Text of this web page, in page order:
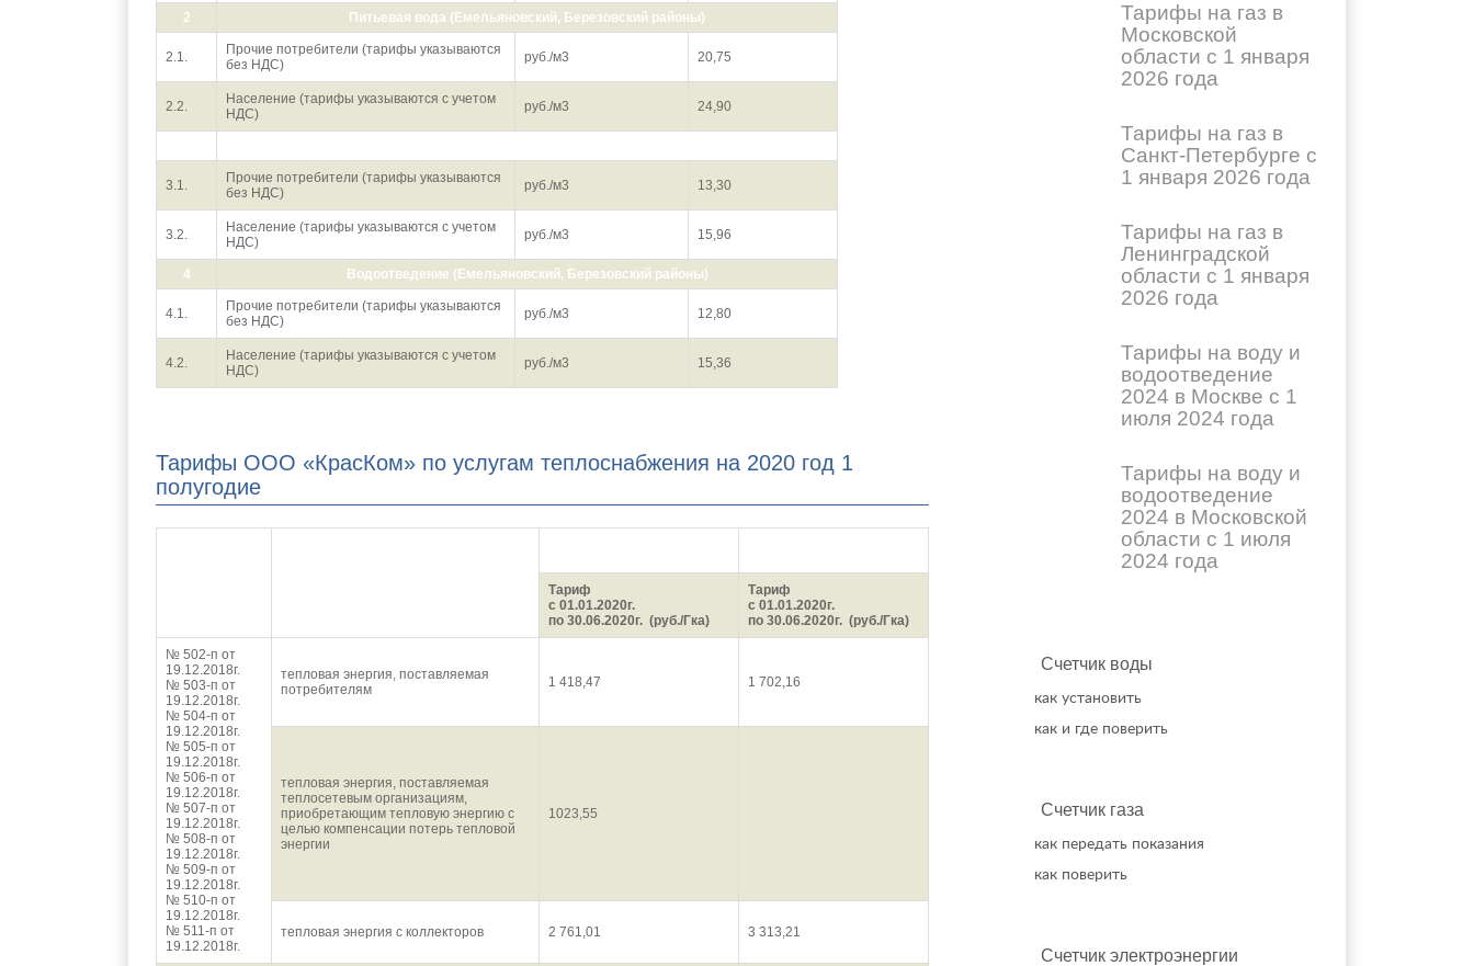
2 Питьевая вода (Емельяновский, Березовский районы)
2.1.
Прочие потребители (тарифы указываются
без НДС)
руб./м3 20,75
2.2.
Население (тарифы указываются с учетом
НДС)
руб./м3 24,90
3.1.
Прочие потребители (тарифы указываются
без НДС)
руб./м3 13,30
3.2.
Население (тарифы указываются с учетом
НДС)
руб./м3 15,96
4 Водоотведение (Емельяновский, Березовский районы)
4.1.
Прочие потребители (тарифы указываются
без НДС)
руб./м3 12,80
4.2.
Население (тарифы указываются с учетом
НДС)
руб./м3 15,36
Тарифы ООО «КрасКом» по услугам теплоснабжения на 2020 год 1
полугодие
Тариф
с 01.01.2020г.
по 30.06.2020г. (руб./Гка)
Тариф
с 01.01.2020г.
по 30.06.2020г. (руб./Гка)
№ 502-п от
19.12.2018г.
№ 503-п от
19.12.2018г.
№ 504-п от
19.12.2018г.
№ 505-п от
19.12.2018г.
№ 506-п от
19.12.2018г.
№ 507-п от
19.12.2018г.
№ 508-п от
19.12.2018г.
№ 509-п от
19.12.2018г.
№ 510-п от
19.12.2018г.
№ 511-п от
19.12.2018г.
тепловая энергия, поставляемая
потребителям
1 418,47 1 702,16
тепловая энергия, поставляемая
теплосетевым организациям,
приобретающим тепловую энергию с
целью компенсации потерь тепловой
энергии
1023,55
тепловая энергия с коллекторов 2 761,01 3 313,21
Тарифы на газ в
Московской
области с 1 января
2026 года
Тарифы на газ в
Санкт-Петербурге с
1 января 2026 года
Тарифы на газ в
Ленинградской
области с 1 января
2026 года
Тарифы на воду и
водоотведение
2024 в Москве с 1
июля 2024 года
Тарифы на воду и
водоотведение
2024 в Московской
области с 1 июля
2024 года
Счетчик воды
как установить
как и где поверить
Счетчик газа
как передать показания
как поверить
Счетчик электроэнергии